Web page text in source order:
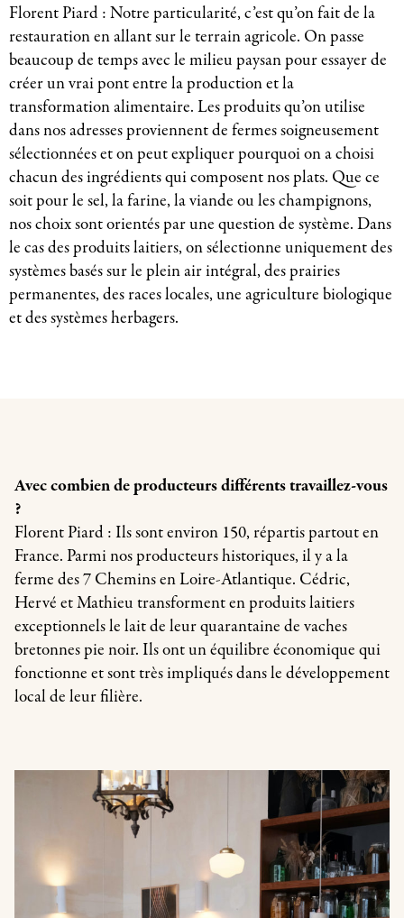
Florent Piard : Notre particularité, c’est qu’on fait de la
restauration en allant sur le terrain agricole. On passe
beaucoup de temps avec le milieu paysan pour essayer de
créer un vrai pont entre la production et la
transformation alimentaire. Les produits qu’on utilise
dans nos adresses proviennent de fermes soigneusement
sélectionnées et on peut expliquer pourquoi on a choisi
chacun des ingrédients qui composent nos plats. Que ce
soit pour le sel, la farine, la viande ou les champignons,
nos choix sont orientés par une question de système. Dans
le cas des produits laitiers, on sélectionne uniquement des
systèmes basés sur le plein air intégral, des prairies
permanentes, des races locales, une agriculture biologique
et des systèmes herbagers.
Avec combien de producteurs différents travaillez-vous
?
Florent Piard : Ils sont environ 150, répartis partout en
France. Parmi nos producteurs historiques, il y a la
ferme des 7 Chemins en Loire-Atlantique. Cédric,
Hervé et Mathieu transforment en produits laitiers
exceptionnels le lait de leur quarantaine de vaches
bretonnes pie noir. Ils ont un équilibre économique qui
fonctionne et sont très impliqués dans le développement
local de leur filière.